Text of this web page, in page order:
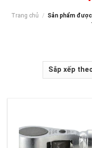
Trang chủ / Sản phẩm